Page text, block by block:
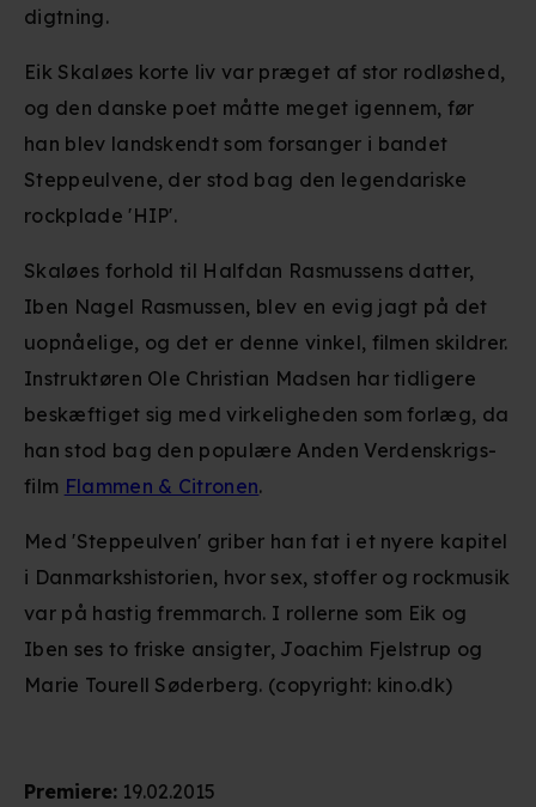
Premiere: 19.02.2015
digtning.
Eik Skaløes korte liv var præget af stor rodløshed,
og den danske poet måtte meget igennem, før
han blev landskendt som forsanger i bandet
Steppeulvene, der stod bag den legendariske
rockplade 'HIP'.
Skaløes forhold til Halfdan Rasmussens datter,
Iben Nagel Rasmussen, blev en evig jagt på det
uopnåelige, og det er denne vinkel, filmen skildrer.
Instruktøren Ole Christian Madsen har tidligere
beskæftiget sig med virkeligheden som forlæg, da
han stod bag den populære Anden Verdenskrigs-
film Flammen & Citronen.
Med 'Steppeulven' griber han fat i et nyere kapitel
i Danmarkshistorien, hvor sex, stoffer og rockmusik
var på hastig fremmarch. I rollerne som Eik og
Iben ses to friske ansigter, Joachim Fjelstrup og
Marie Tourell Søderberg. (copyright: kino.dk)